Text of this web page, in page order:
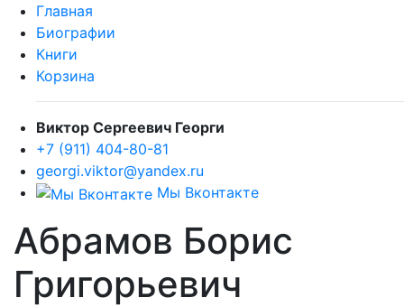
Главная
Биографии
Книги
Корзина
Виктор Сергеевич Георги
+7 (911) 404-80-81
georgi.viktor@yandex.ru
Мы Вконтакте
Абрамов Борис
Григорьевич